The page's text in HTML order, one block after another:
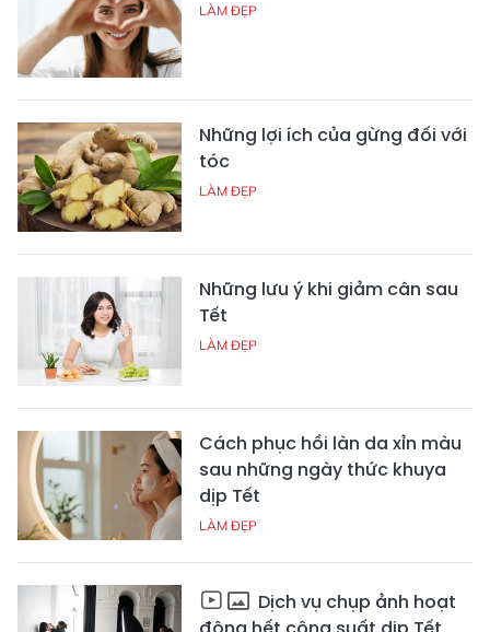
LÀM ĐẸP
Những lợi ích của gừng đối với
tóc
LÀM ĐẸP
Những lưu ý khi giảm cân sau
Tết
LÀM ĐẸP
Cách phục hồi làn da xỉn màu
sau những ngày thức khuya
dịp Tết
LÀM ĐẸP
Dịch vụ chụp ảnh hoạt